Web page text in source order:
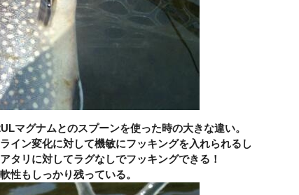
マグナムとのスプーンを使った時の大きな違い。
イン変化に対して機敏にフッキングを入れられるし
タリに対してラグなしでフッキングできる！
性もしっかり残っている。